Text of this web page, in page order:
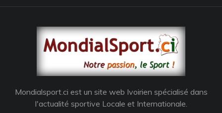
Mondialsport.ci est un site web Ivoirien spécialisé dans
l'actualité sportive Locale et Internationale.